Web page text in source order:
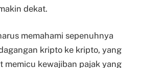
dekat.
memahami sepenuhnya
kripto ke kripto, yang
memicu kewajiban pajak yang